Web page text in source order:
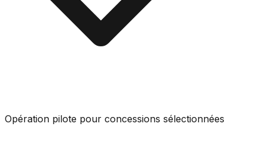
Opération pilote pour concessions sélectionnées